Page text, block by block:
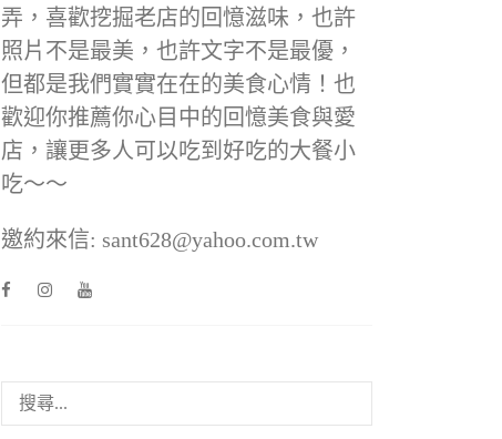
弄，喜歡挖掘老店的回憶滋味，也許
照片不是最美，也許文字不是最優，
但都是我們實實在在的美食心情！也
歡迎你推薦你心目中的回憶美食與愛
店，讓更多人可以吃到好吃的大餐小
吃～～
邀約來信: sant628@yahoo.com.tw